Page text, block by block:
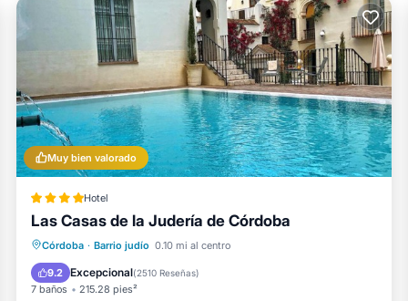
Muy bien valorado
Hotel
Las Casas de la Judería de Córdoba
Córdoba · Barrio judío 0.10 mi al centro
9.2 Excepcional(2510 Reseñas)
7 baños 215.28 pies²
Bañera de hidromasaje
Chimenea/Calefacción
Balcón/Terraza